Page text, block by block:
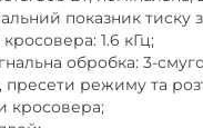
показник тиску
кросовера: 1.6 кГц;
обробка: 3-
пресети режиму та
кросовера;